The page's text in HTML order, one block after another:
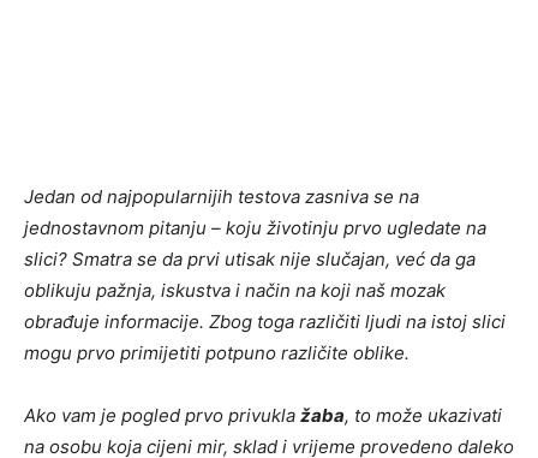
Jedan od najpopularnijih testova zasniva se na
jednostavnom pitanju – koju životinju prvo ugledate na
slici? Smatra se da prvi utisak nije slučajan, već da ga
oblikuju pažnja, iskustva i način na koji naš mozak
obrađuje informacije. Zbog toga različiti ljudi na istoj slici
mogu prvo primijetiti potpuno različite oblike.
Ako vam je pogled prvo privukla žaba, to može ukazivati
na osobu koja cijeni mir, sklad i vrijeme provedeno daleko